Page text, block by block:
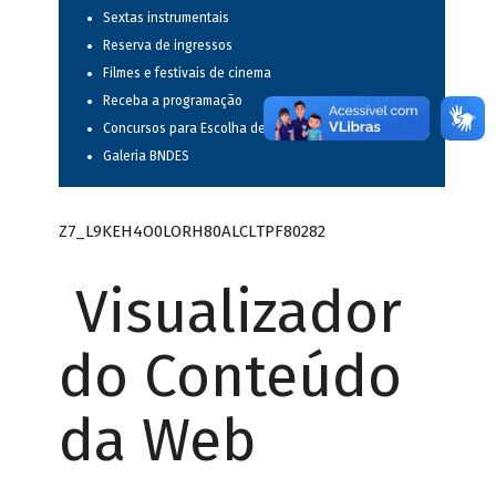
Sextas instrumentais
Reserva de ingressos
Filmes e festivais de cinema
Receba a programação
Concursos para Escolha de Espetáculos Musicais
Galeria BNDES
Z7_L9KEH4O0LORH80ALCLTPF80282
Visualizador
do Conteúdo
da Web